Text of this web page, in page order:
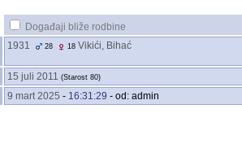
Događaji bliže rodbine
1931 28 18 Vikići, Bihać
15 juli 2011 ‎(Starost 80)‎
9 mart 2025 - 16:31:29 - od: admin